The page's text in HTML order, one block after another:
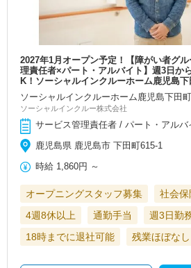
2027年1月オープン予定！【障がい者グ
理責任者×パート・アルバイト】週3日か
K！ソーシャルインクルーホーム鹿児島
ソーシャルインクルーホーム鹿児島下田町
ソーシャルインクルー株式会社
サービス管理責任者 / パート・アルバ
鹿児島県 鹿児島市 下田町615-1
時給 1,860円 ～
オープニングスタッフ募集
社会
4週8休以上
通勤手当 週3日勤
18時までに退社可能
残業ほぼなし